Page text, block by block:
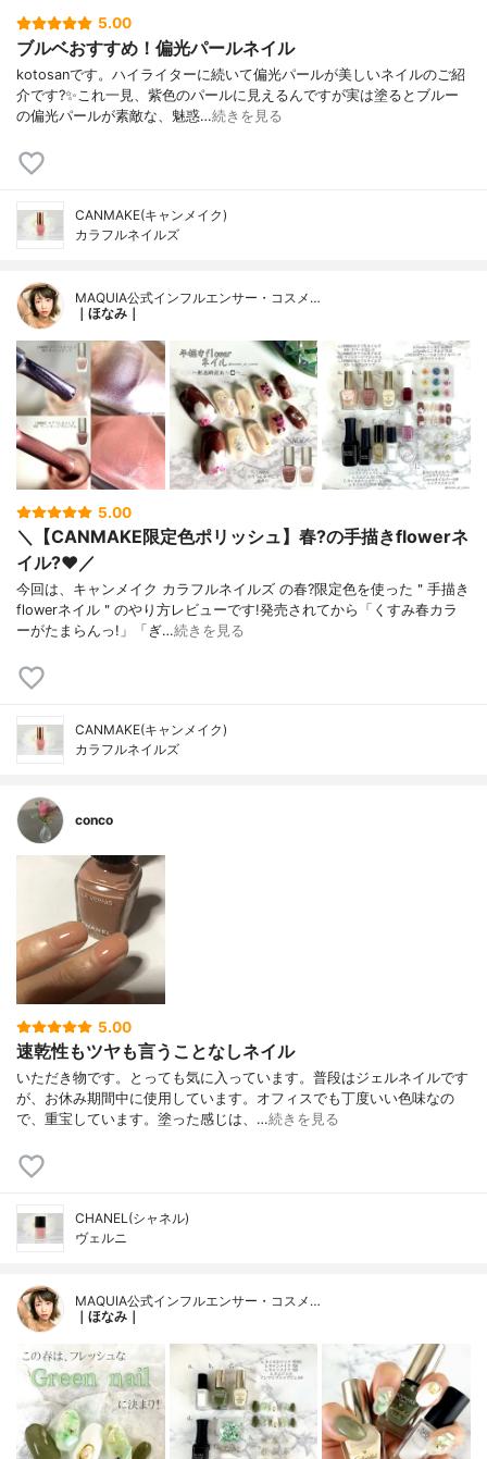
5.00
ブルベおすすめ！偏光パールネイル
kotosanです。ハイライターに続いて偏光パールが美しいネイルのご紹
介です?✨これ一見、紫色のパールに見えるんですが実は塗るとブルー
の偏光パールが素敵な、魅惑…続きを見る
CANMAKE(キャンメイク)
カラフルネイルズ
MAQUIA公式インフルエンサー・コスメ…
｜ほなみ｜
5.00
＼【CANMAKE限定色ポリッシュ】春?の手描きflowerネ
イル?❤️／
今回は、キャンメイク カラフルネイルズ の春?限定色を使った＂手描き
flowerネイル＂のやり方レビューです!発売されてから「くすみ春カラ
ーがたまらんっ!」「ぎ…続きを見る
CANMAKE(キャンメイク)
カラフルネイルズ
conco
5.00
速乾性もツヤも言うことなしネイル
いただき物です。とっても気に入っています。普段はジェルネイルです
が、お休み期間中に使用しています。オフィスでも丁度いい色味なの
で、重宝しています。塗った感じは、…続きを見る
CHANEL(シャネル)
ヴェルニ
MAQUIA公式インフルエンサー・コスメ…
｜ほなみ｜